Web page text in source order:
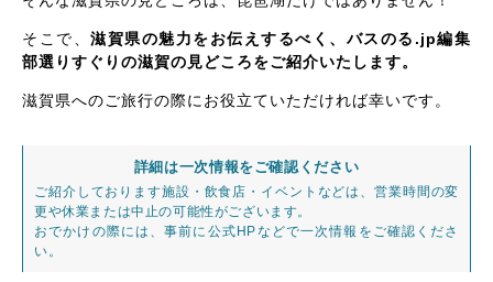
そこで、滋賀県の魅力をお伝えするべく、バスのる.jp編集
部選りすぐりの滋賀の見どころをご紹介いたします。
滋賀県へのご旅行の際にお役立ていただければ幸いです。
詳細は一次情報をご確認ください
ご紹介しております施設・飲食店・イベントなどは、営業時間の変
更や休業または中止の可能性がございます。
おでかけの際には、事前に公式HPなどで一次情報をご確認くださ
い。